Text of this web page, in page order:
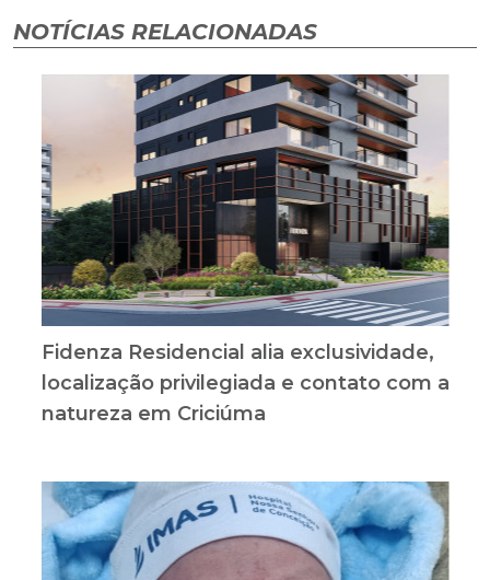
NOTÍCIAS RELACIONADAS
Fidenza Residencial alia exclusividade,
localização privilegiada e contato com a
natureza em Criciúma